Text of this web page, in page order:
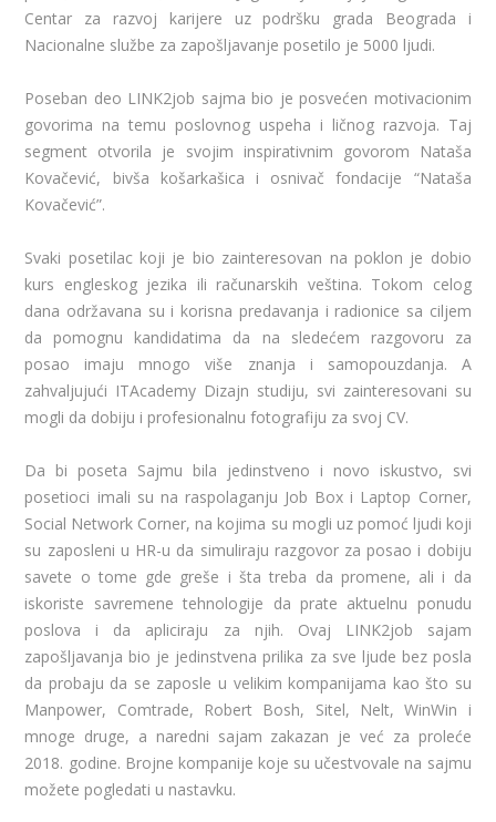
Centar za razvoj karijere uz podršku grada Beograda i
Nacionalne službe za zapošljavanje posetilo je 5000 ljudi.
Poseban deo LINK2job sajma bio je posvećen motivacionim
govorima na temu poslovnog uspeha i ličnog razvoja. Taj
segment otvorila je svojim inspirativnim govorom Nataša
Kovačević, bivša košarkašica i osnivač fondacije “Nataša
Kovačević”.
Svaki posetilac koji je bio zainteresovan na poklon je dobio
kurs engleskog jezika ili računarskih veština. Tokom celog
dana održavana su i korisna predavanja i radionice sa ciljem
da pomognu kandidatima da na sledećem razgovoru za
posao imaju mnogo više znanja i samopouzdanja. A
zahvaljujući ITAcademy Dizajn studiju, svi zainteresovani su
mogli da dobiju i profesionalnu fotografiju za svoj CV.
Da bi poseta Sajmu bila jedinstveno i novo iskustvo, svi
posetioci imali su na raspolaganju Job Box i Laptop Corner,
Social Network Corner, na kojima su mogli uz pomoć ljudi koji
su zaposleni u HR-u da simuliraju razgovor za posao i dobiju
savete o tome gde greše i šta treba da promene, ali i da
iskoriste savremene tehnologije da prate aktuelnu ponudu
poslova i da apliciraju za njih. Ovaj LINK2job sajam
zapošljavanja bio je jedinstvena prilika za sve ljude bez posla
da probaju da se zaposle u velikim kompanijama kao što su
Manpower, Comtrade, Robert Bosh, Sitel, Nelt, WinWin i
mnoge druge, a naredni sajam zakazan je već za proleće
2018. godine. Brojne kompanije koje su učestvovale na sajmu
možete pogledati u nastavku.